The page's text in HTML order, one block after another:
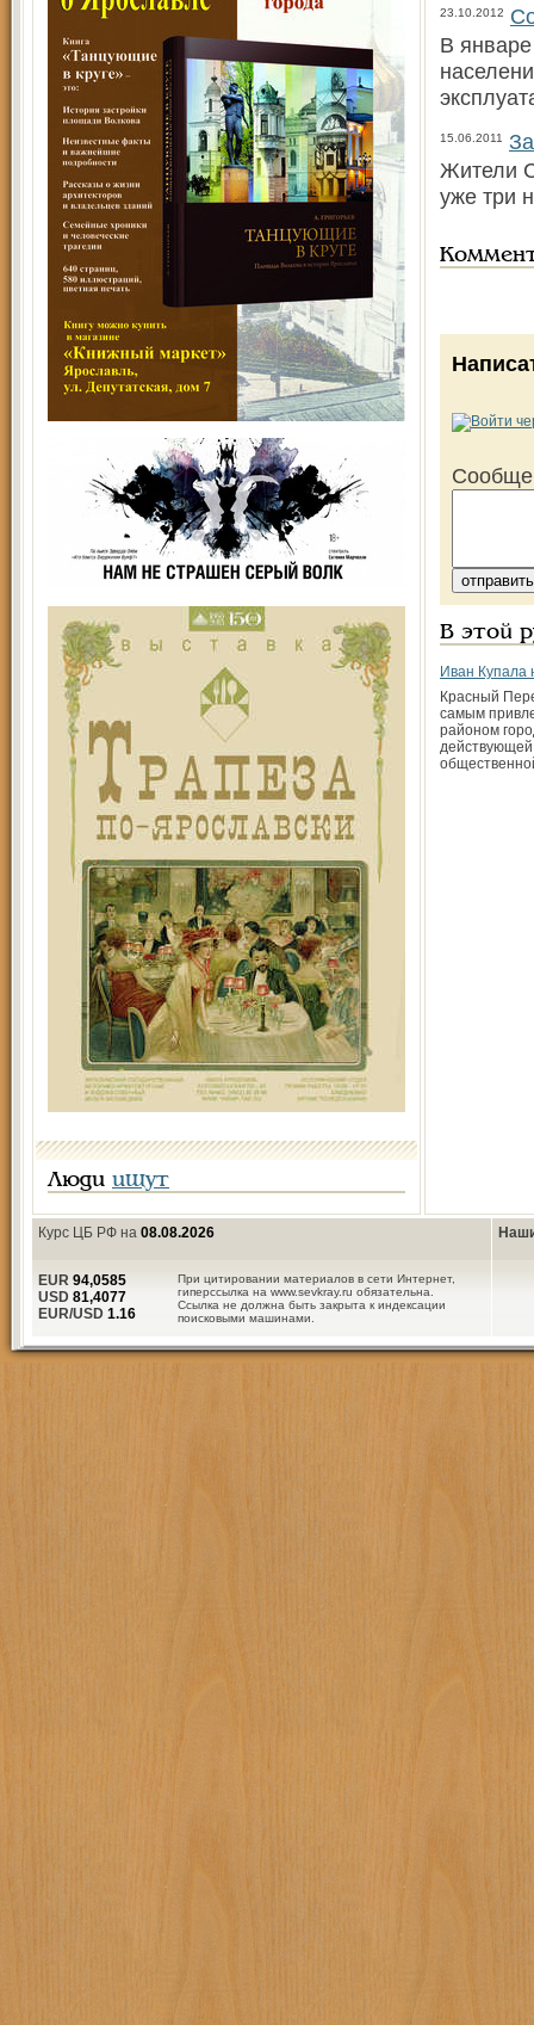
Люди ищут
23.10.2012
В
15.06.2011
Жители
уже три
В этой
Иван Купала
Красный
самым
районом
действующей
Курс ЦБ РФ на 08.08.2026
При цитировании материалов в сети Интернет,
гиперссылка на www.sevkray.ru обязательна.
Ссылка не должна быть закрыта к индексации
поисковыми машинами.
EUR 94,0585
USD 81,4077
EUR/USD 1.16